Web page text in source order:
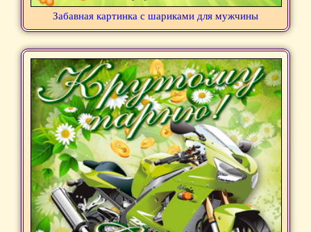
Забавная картинка с шариками для мужчины